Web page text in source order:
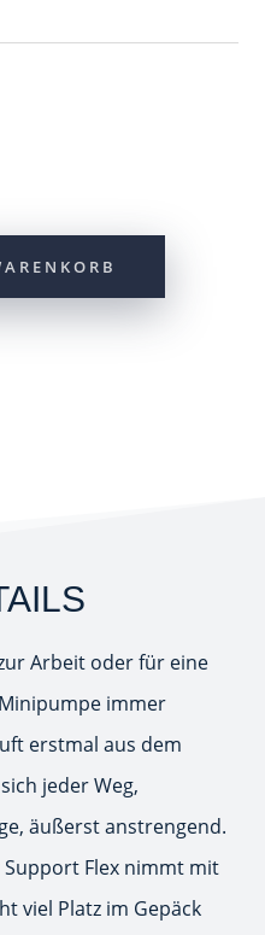
Arbeit oder für eine
immer
erstmal aus dem
jeder Weg,
äußerst anstrengend.
Support Flex nimmt mit
viel Platz im Gepäck